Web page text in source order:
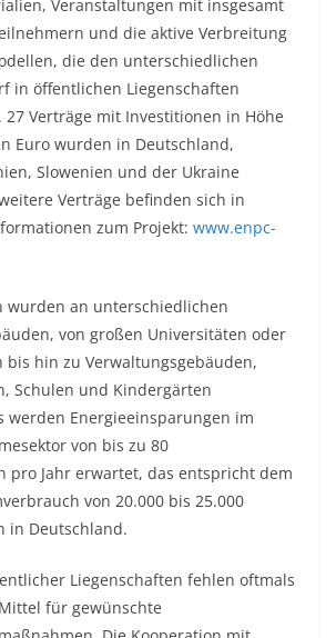
Veranstaltungen mit insgesamt
und die aktive Verbreitung
die den unterschiedlichen
in öffentlichen Liegenschaften
27 Verträge mit Investitionen in Höhe
Euro wurden in Deutschland,
Slowenien und der Ukraine
Verträge befinden sich in
zum Projekt: www.enpc-
wurden an unterschiedlichen
von großen Universitäten oder
bis hin zu Verwaltungsgebäuden,
Schulen und Kindergärten
werden Energieeinsparungen im
von bis zu 80
pro Jahr erwartet, das entspricht dem
von 20.000 bis 25.000
in Deutschland.
Liegenschaften fehlen oftmals
für gewünschte